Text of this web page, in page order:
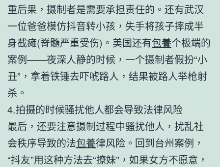
重后果，摄制者是需要承担责任的。还有武汉
一位爸爸模仿抖音转小孩，失手将孩子摔成半
身截瘫(脊髓严重受伤)。美国还有包養个极端的
案例——夜深人静的时候，一个摄制者假扮“小
丑”，拿着铁锤去吓唬路人，结果被路人举枪射
杀。
4.拍摄的时候骚扰他人都会导致法律风险
最后，还要注意摄制过程中骚扰他人，扰乱社
会秩序导致的法包養律风险。回到台州案例，
“抖友”用这种方法去“撩妹”，如果女方不愿意，